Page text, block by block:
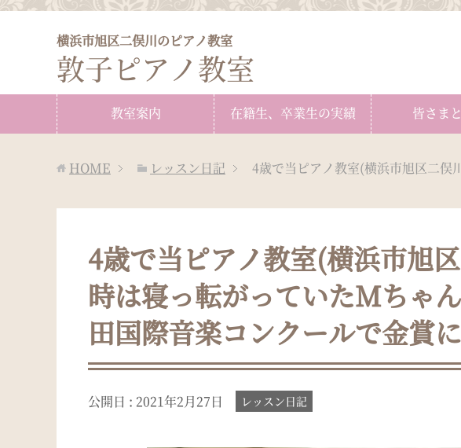
横浜市旭区二俣川のピアノ教室
敦子ピアノ教室
教室案内 在籍生、卒業生の実績 皆さま
HOME レッスン日記 4歳で当ピアノ教室(横浜市旭区二俣
4歳で当ピアノ教室(横浜市旭
時は寝っ転がっていたMちゃ
田国際音楽コンクールで金賞に
公開日 : 2021年2月27日 レッスン日記